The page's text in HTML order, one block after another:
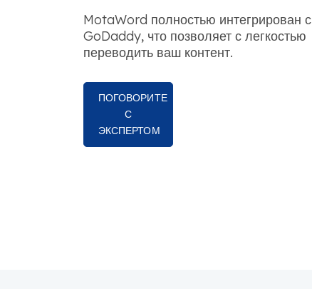
MotaWord полностью интегрирован с
GoDaddy, что позволяет с легкостью
переводить ваш контент.
ПОГОВОРИТЕ
С
ЭКСПЕРТОМ